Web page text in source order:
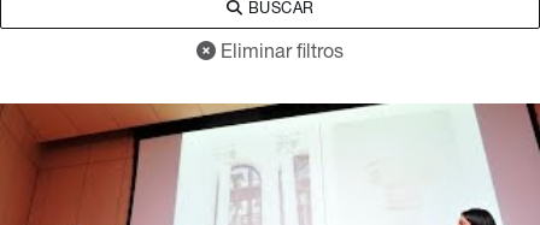
BUSCAR
Eliminar filtros